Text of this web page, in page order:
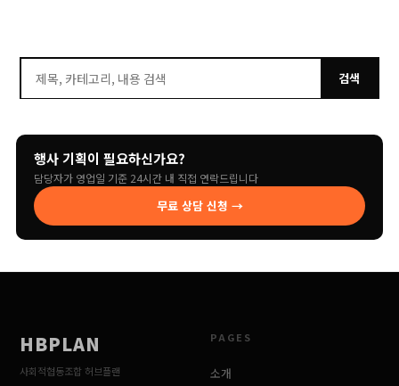
검색
행사 기획이 필요하신가요?
담당자가 영업일 기준 24시간 내 직접 연락드립니다
무료 상담 신청 →
현재 이미지( × 버튼으로 삭제)
HBPLAN
사회적협동조합 허브플랜
PAGES
소개